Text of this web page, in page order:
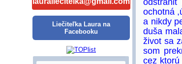
odstrániť
ochotná
a nikdy
duša
život sa
som
cez
Liečiteľka Laura na
Facebooku